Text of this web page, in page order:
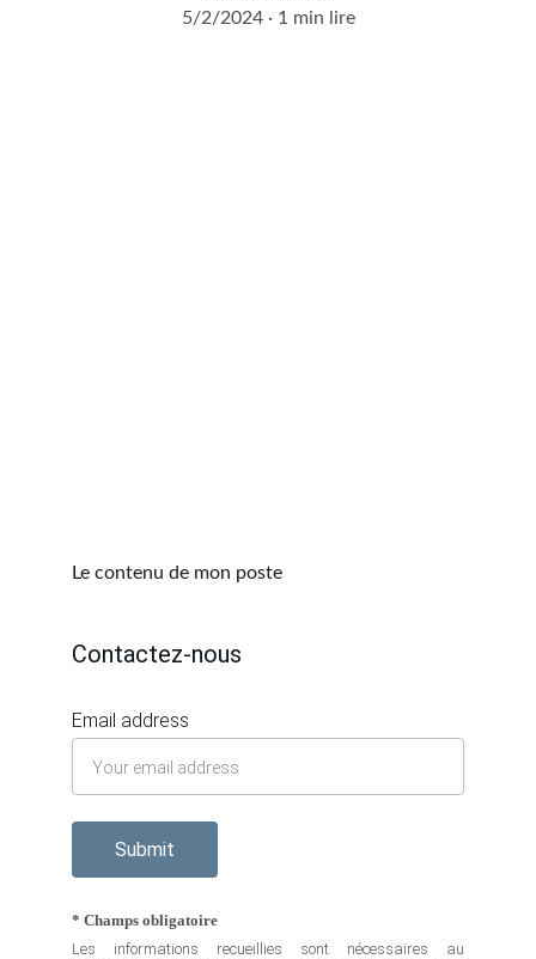
5/2/2024
1 min lire
Le contenu de mon poste
Email address
Submit
Contactez-nous
* Champs obligatoire
Les informations recueillies sont nécessaires au